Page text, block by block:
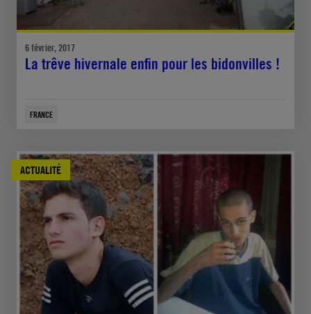
6 février, 2017
La trêve hivernale enfin pour les bidonvilles !
FRANCE
ACTUALITÉ